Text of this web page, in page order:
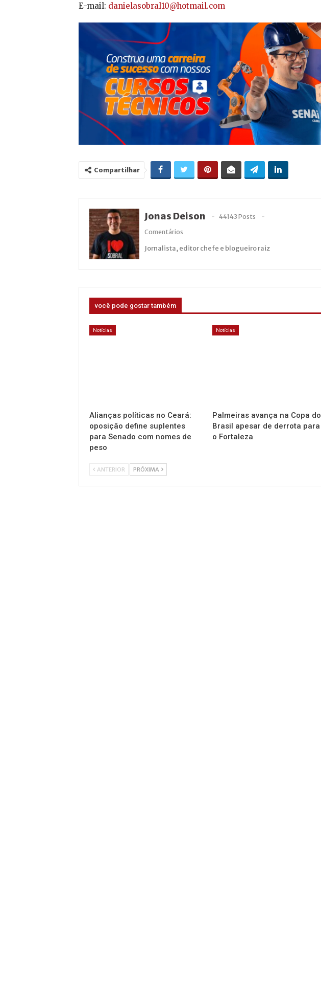
E-mail: danielasobral10@hotmail.com
Compartilhar
Jonas Deison
44143 Posts
Comentários
Jornalista, editor chefe e blogueiro raiz
você pode gostar também
Notícias
Alianças políticas no Ceará:
oposição define suplentes
para Senado com nomes de
peso
Notícias
Palmeiras avança na Copa do
Brasil apesar de derrota para
o Fortaleza
ANTERIOR PRÓXIMA